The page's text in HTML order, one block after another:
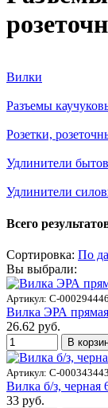
Вилки
Разъемы
Розетки,
Удлинители
Удлинители
Всего
Сортировка: По
Вы выбрали:
Артикул: С-000294446
Вилка ЭРА прямая
26.62 руб.
В
Артикул: С-000343443
Вилка б/з,
33 руб.